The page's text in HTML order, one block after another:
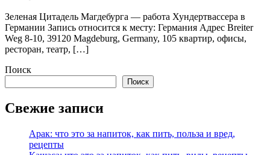
Зеленая Цитадель Магдебурга — работа Хундертвассера в
Германии Запись относится к месту: Германия Адрес Breiter
Weg 8-10, 39120 Magdeburg, Germany, 105 квартир, офисы,
ресторан, театр, […]
Поиск
Поиск
Свежие записи
Арак: что это за напиток, как пить, польза и вред,
рецепты